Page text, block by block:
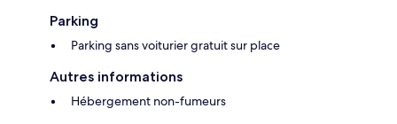
Parking
Parking sans voiturier gratuit sur place
Autres informations
Hébergement non-fumeurs